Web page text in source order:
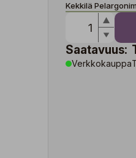
Kekkilä
Saatavuus:
Verkkokauppa